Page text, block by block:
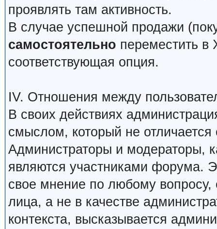
проявлять там активность.
В случае успешной продажи
самостоятельно переместить в
соответствующая опция.
IV. Отношения между
В своих действиях
смыслом, который не отличается
Администраторы и модераторы,
являются участниками форума.
свое мнение по любому
лица, а не в качестве
контекста, высказывается